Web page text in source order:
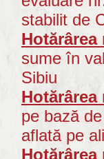
stabilit de
Hotărârea
sume în
Sibiu
Hotărârea
pe bază
aflată pe
Hotărârea